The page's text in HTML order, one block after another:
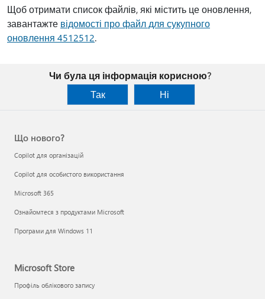
Щоб отримати список файлів, які містить це оновлення,
завантажте відомості про файл для сукупного
оновлення 4512512.
Чи була ця інформація корисною?
Так
Ні
Що нового?
Copilot для організацій
Copilot для особистого використання
Microsoft 365
Ознайомтеся з продуктами Microsoft
Програми для Windows 11
Microsoft Store
Профіль облікового запису